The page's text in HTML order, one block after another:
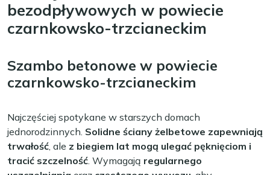
bezodpływowych w powiecie
czarnkowsko-trzcianeckim
Szambo betonowe w powiecie
czarnkowsko-trzcianeckim
Najczęściej spotykane w starszych domach
jednorodzinnych. Solidne ściany żelbetowe zapewniają
trwałość, ale z biegiem lat mogą ulegać pęknięciom i
tracić szczelność. Wymagają regularnego